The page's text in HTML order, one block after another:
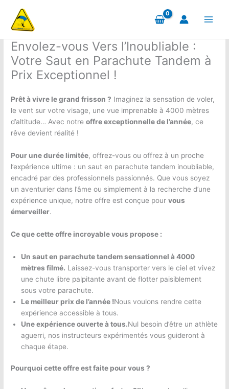
contenu
Envolez-vous Vers l’Inoubliable :
Votre Saut en Parachute Tandem à
Prix Exceptionnel !
Prêt à vivre le grand frisson ? Imaginez la sensation de voler,
le vent sur votre visage, une vue imprenable à 4000 mètres
d’altitude… Avec notreoffre exceptionnelle de l’année, ce
rêve devient réalité !
Pour une durée limitée, offrez-vous ou offrez à un proche
l’expérience ultime : un saut en parachute tandem inoubliable,
encadré par des professionnels passionnés. Que vous soyez
un aventurier dans l’âme ou simplement à la recherche d’une
expérience unique, notre offre est conçue pourvous
émerveiller.
Ce que cette offre incroyable vous propose :
Un saut en parachute tandem sensationnel à 4000
mètres filmé. Laissez-vous transporter vers le ciel et vivez
une chute libre palpitante avant de flotter paisiblement
sous votre parachute.
Le meilleur prix de l’année !Nous voulons rendre cette
expérience accessible à tous.
Une expérience ouverte à tous.Nul besoin d’être un athlète
aguerri, nos instructeurs expérimentés vous guideront à
chaque étape.
Pourquoi cette offre est faite pour vous ?